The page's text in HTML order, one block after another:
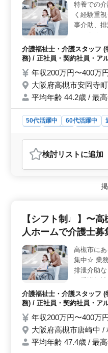
まかせする介護士業務に
クリエーションまで幅広
な介助業務を通じて、利
りがいを感じられる仕事
特養での
く経験重
事介助、
助 ・入居
・社会保険
ちしてお
介護福祉士・介護スタッフ
務) / 正社員・契約社員・ア
年収200万円〜400
大阪府高槻市安岡寺
平均年齢 44.2歳 / 最
50代活躍中 60代活躍中
介護
おすすめポイント
＜特別養護老人ホームで
にある特別養護老人ホー
積極的に50代以上の方を
の清掃やシーツ交換、看
活を支援する様々な業務
＞ 社会保険完備や資格手
れています。特にシニア
用しており、経験を活か
組みませんか。
検討リスト に追加
【シフト制♩】〜
人ホームで介護士
高槻市に
集中☆ 業務
排泄介助な
・看護師
者の健康管
ート ・介
躍中！ 働
しておりま
介護福祉士・介護スタッフ
務) / 正社員・契約社員・ア
年収200万円〜400
大阪府高槻市唐崎中 /
平均年齢 47.4歳 / 最